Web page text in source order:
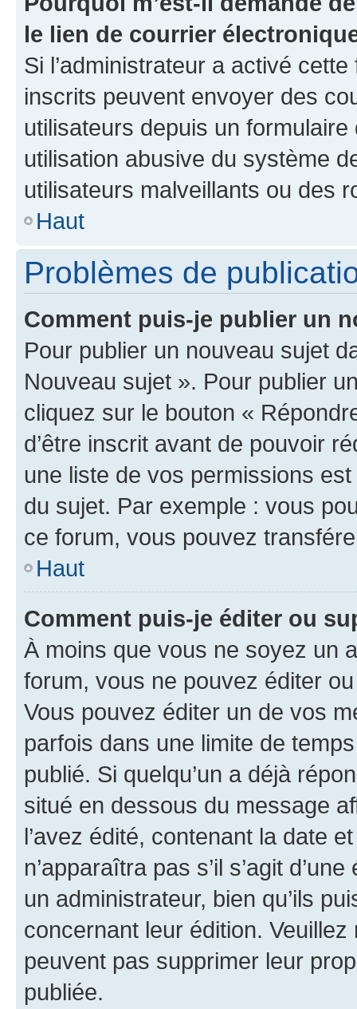
le lien de courrier
Si l’administrateur a activé
inscrits peuvent envoyer des
utilisateurs depuis un
utilisation abusive du système
utilisateurs malveillants ou des
Haut
Problèmes de
Comment puis-je publier un
Pour publier un nouveau sujet
Nouveau sujet ». Pour publier
cliquez sur le bouton «
d’être inscrit avant de pouvoir
une liste de vos permissions
du sujet. Par exemple : vous
ce forum, vous pouvez
Haut
Comment puis-je éditer ou
À moins que vous ne soyez un
forum, vous ne pouvez éditer
Vous pouvez éditer un de vos
parfois dans une limite de
publié. Si quelqu’un a déjà
situé en dessous du message
l’avez édité, contenant la date
n’apparaîtra pas s’il s’agit
un administrateur, bien qu’ils
concernant leur édition.
peuvent pas supprimer leur
publiée.